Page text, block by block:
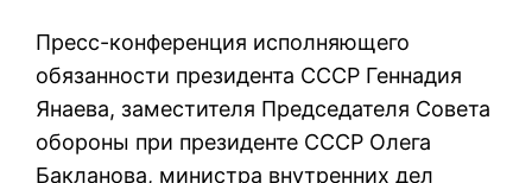
Пресс-конференция исполняющего
обязанности президента СССР Геннадия
Янаева, заместителя Председателя Совета
обороны при президенте СССР Олега
Бакланова, министра внутренних дел